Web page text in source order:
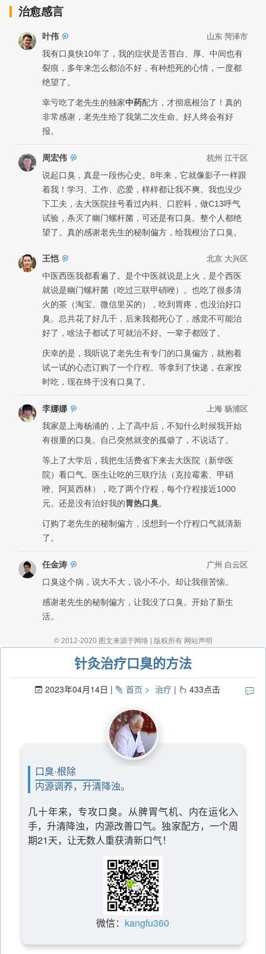
针灸治疗口臭的方法
2023年04月14日 首页 治疗 433点击
口臭·根除
内源调养，升清降浊。
几十年来，专攻口臭。从脾胃气机、内在运化入
手，升清降浊，内源改善口气。独家配方，一个周
期21天，让无数人重获清新口气！
微信： kangfu360